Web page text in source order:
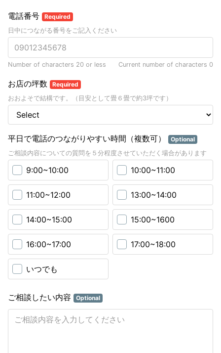
電話番号 Required
日中につながる番号をご記入ください
Number of characters 20 or less Current number of characters 0
お店の坪数 Required
おおよそで結構です。（目安として畳６畳で約3坪です）
平日で電話のつながりやすい時間（複数可） Optional
ご相談内容についての質問を５分程度させていただく場合があります
9:00~10:00 10:00~11:00
11:00~12:00 13:00~14:00
14:00~15:00 15:00~1600
16:00~17:00 17:00~18:00
いつでも
ご相談したい内容 Optional